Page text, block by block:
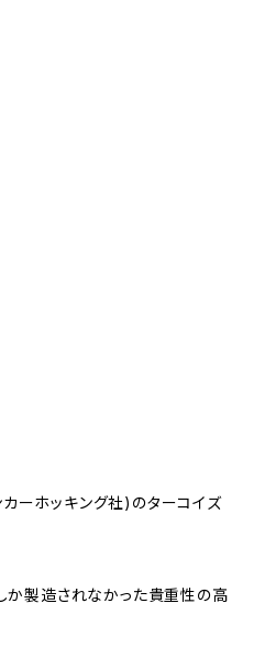
ーホッキング社)のターコイズ
製造されなかった貴重性の高